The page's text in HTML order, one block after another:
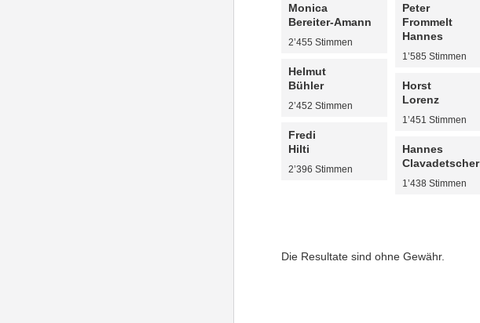
Monica
Bereiter-Amann
2’455 Stimmen
Helmut
Bühler
2’452 Stimmen
Fredi
Hilti
2’396 Stimmen
Peter
Frommelt
Hannes
1’585 Stimmen
Horst
Lorenz
1’451 Stimmen
Hannes
Clavadetscher
1’438 Stimmen
Die Resultate sind ohne Gewähr.